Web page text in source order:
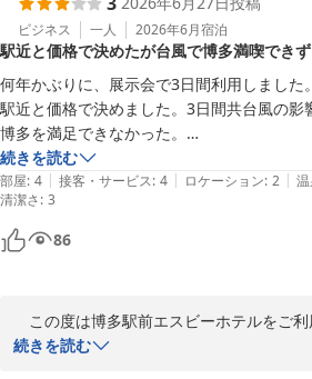
福岡へお越しの際は、博多駅前エスビーホ
ます。
次回お客様のお越しを心よりお待ち申し上
博多駅前エスビーホテル
2026-07-27
ビジネス 一人 2026年6月宿泊
駅近と価格で決めたが台風で博多満喫できず
何年かぶりに、展示会で3日間利用しました。
駅近と価格で決めました。3日間共台風の影
博多を満足できなかった。
次に来る際は、又利用します。
続きを読む
部屋: 4 | 接客・サービス: 4 | ロケーション: 2 |
清潔さ: 3
86
この度は博多駅前エスビーホテルをご
います。
続きを読む